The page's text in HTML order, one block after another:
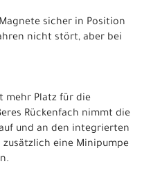
sicher in Position
nicht stört, aber bei
mehr Platz für die
Rückenfach nimmt die
und an den integrierten
zusätzlich eine Minipumpe